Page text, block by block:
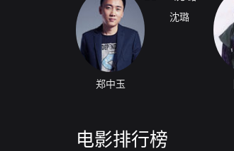
郑中玉
沈璐
电影排行榜